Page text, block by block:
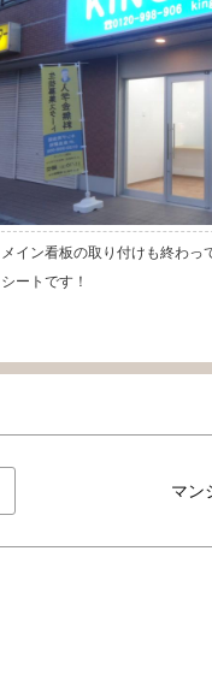
メイン看板の取り付けも終わ
シートです！
マン